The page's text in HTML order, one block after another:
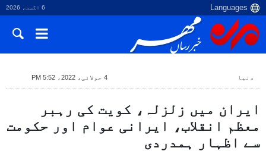
6 اگست، 2026
دنیا 4 جولائی، 2022، 5:52 PM
ایران میں زلزلہ، کویت کی رہبر
معظم انقلاب، ایرانی عوام اور حکومت
سے اظہار ہمدردی